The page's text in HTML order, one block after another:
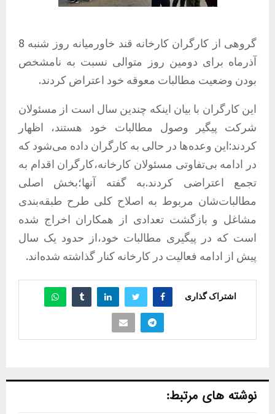
گروهی از کارگران کارخانه قند خاورمیانه روز شنبه 8
آذرماه برای دومین روز متوالی نسبت به نامشخص
بودن وضعیت مطالبات معوقه خود اعتراض کردند.
این کارگران با بیان اینکه چندین سال است از مسئولان
شرکت پیگیر وصول مطالبات خود هستند، اظهار
کردند:این وعده‌ها در حالی به کارگران داده می‌شود که
در ادامه بی‌تفاوتی مسئولان کارخانه،کارگران اقدام به
تجمع اعتراضی کردند.به گفته آنها؛بخش اصلی
مطالبات‌شان مربوط به اصلاح کلی طرح طبقه‌بندی
مشاغل و بازگشت تعدادی از همکاران اخراج شده
است که در پیگیری مطالبات خود،از حدود یک سال
پیش از ادامه فعالیت در کارخانه کنار گذاشته شده‌اند.
اشتراک گذاری
نوشته های مرتبط: